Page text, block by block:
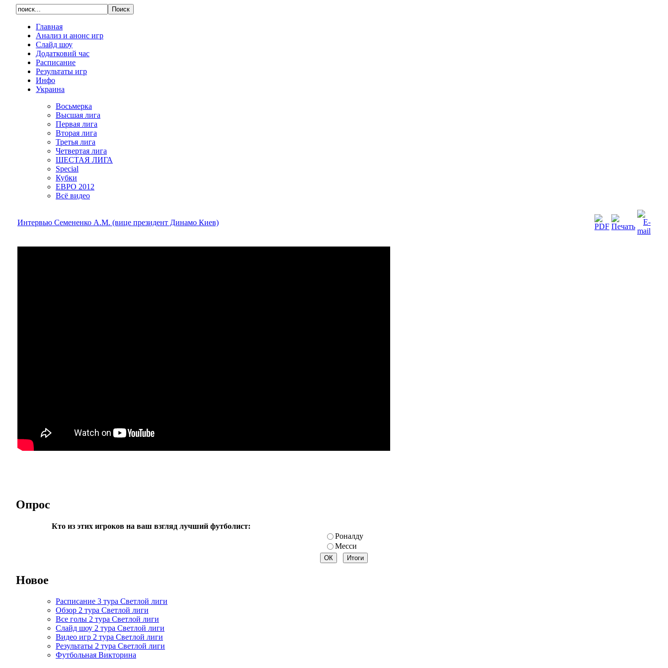
Главная
Анализ и анонс игр
Слайд шоу
Додатковий час
Расписание
Результаты игр
Инфо
Украина
Восьмерка
Высшая лига
Первая лига
Вторая лига
Третья лига
Четвертая лига
ШЕСТАЯ ЛИГА
Special
Кубки
ЕВРО 2012
Всё видео
Интервью Семененко А.М. (вице президент Динамо Киев)
Опрос
Кто из этих игроков на ваш взгляд лучший футболист:
Роналду
Месси
Новое
Расписание 3 тура Светлой лиги
Обзор 2 тура Светлой лиги
Все голы 2 тура Светлой лиги
Слайд шоу 2 тура Светлой лиги
Видео игр 2 тура Светлой лиги
Результаты 2 тура Светлой лиги
Футбольная Викторина